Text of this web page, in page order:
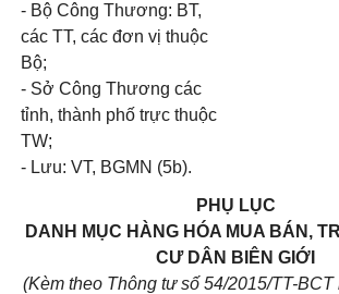
- Bộ Công Thương: BT,
các TT, các đơn vị thuộc
Bộ;
- Sở Công Thương các
tỉnh, thành phố trực thuộc
TW;
- Lưu: VT, BGMN (5b).
PHỤ LỤC
DANH MỤC HÀNG HÓA MUA BÁN,
CƯ DÂN BIÊN GIỚI
(Kèm theo Thông tư số 54/2015/TT-BCT